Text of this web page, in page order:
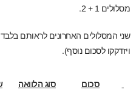
מסלולים 1 + 2.
ויזדקקו לסכום נוסף).
סכום סוג הלוואה